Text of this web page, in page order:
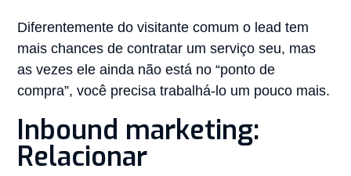
Diferentemente do visitante comum o lead tem
mais chances de contratar um serviço seu, mas
as vezes ele ainda não está no “ponto de
compra”, você precisa trabalhá-lo um pouco mais.
Inbound marketing:
Relacionar